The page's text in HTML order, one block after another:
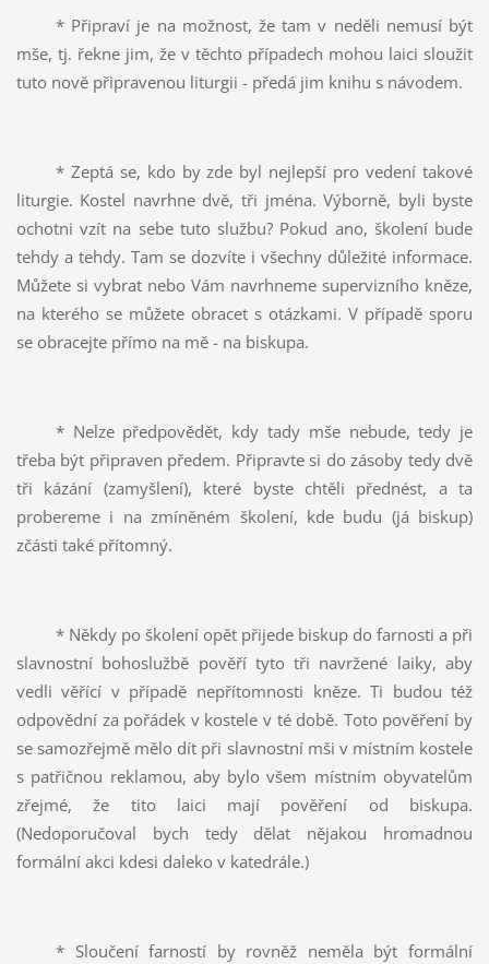
* Připraví je na možnost, že tam v neděli nemusí být
mše, tj. řekne jim, že v těchto případech mohou laici sloužit
tuto nově připravenou liturgii - předá jim knihu s návodem.
* Zeptá se, kdo by zde byl nejlepší pro vedení takové
liturgie. Kostel navrhne dvě, tři jména. Výborně, byli byste
ochotni vzít na sebe tuto službu? Pokud ano, školení bude
tehdy a tehdy. Tam se dozvíte i všechny důležité informace.
Můžete si vybrat nebo Vám navrhneme supervizního kněze,
na kterého se můžete obracet s otázkami. V případě sporu
se obracejte přímo na mě - na biskupa.
* Nelze předpovědět, kdy tady mše nebude, tedy je
třeba být připraven předem. Připravte si do zásoby tedy dvě
tři kázání (zamyšlení), které byste chtěli přednést, a ta
probereme i na zmíněném školení, kde budu (já biskup)
zčásti také přítomný.
* Někdy po školení opět přijede biskup do farnosti a při
slavnostní bohoslužbě pověří tyto tři navržené laiky, aby
vedli věřící v případě nepřítomnosti kněze. Ti budou též
odpovědní za pořádek v kostele v té době. Toto pověření by
se samozřejmě mělo dít při slavnostní mši v místním kostele
s patřičnou reklamou, aby bylo všem místním obyvatelům
zřejmé, že tito laici mají pověření od biskupa.
(Nedoporučoval bych tedy dělat nějakou hromadnou
formální akci kdesi daleko v katedrále.)
* Sloučení farností by rovněž neměla být formální